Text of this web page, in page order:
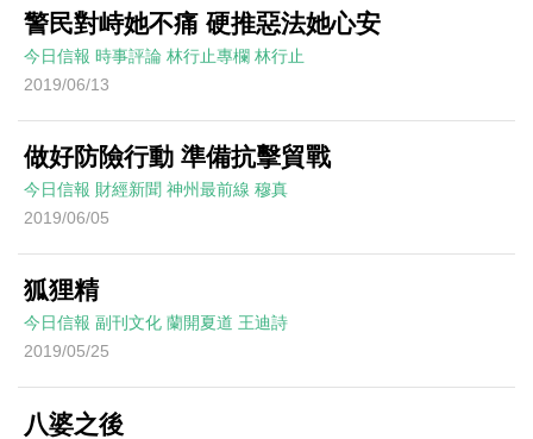
警民對峙她不痛 硬推惡法她心安
今日信報 時事評論 林行止專欄 林行止
2019/06/13
做好防險行動 準備抗擊貿戰
今日信報 財經新聞 神州最前線 穆真
2019/06/05
狐狸精
今日信報 副刊文化 蘭開夏道 王迪詩
2019/05/25
八婆之後